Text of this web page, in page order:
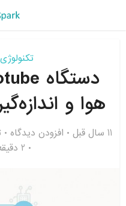
تکنولوژی
هوا و
11 سال قبل افزودن دیدگاه
2 دقیقه زمان مطالعه